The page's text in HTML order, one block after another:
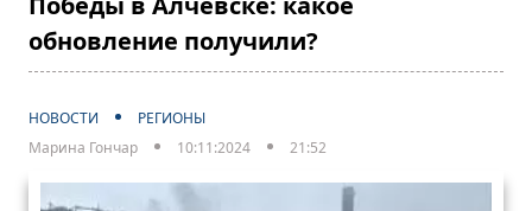
обновление получили?
НОВОСТИ
РЕГИОНЫ
Марина Гончар
10:11:2024 21:52